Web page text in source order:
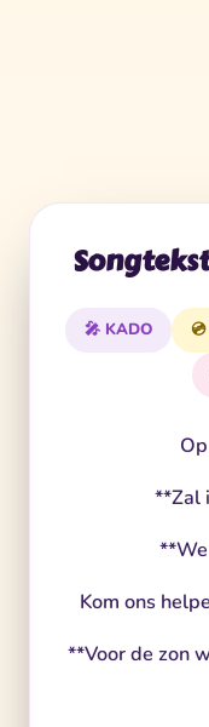
🎤 KADO
**Zal
Kom ons
**Voor de zon